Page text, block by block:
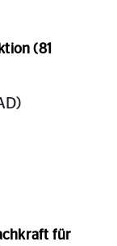
(81
für